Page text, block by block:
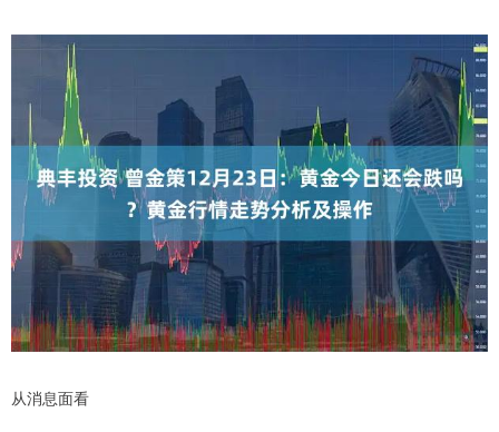
从消息面看